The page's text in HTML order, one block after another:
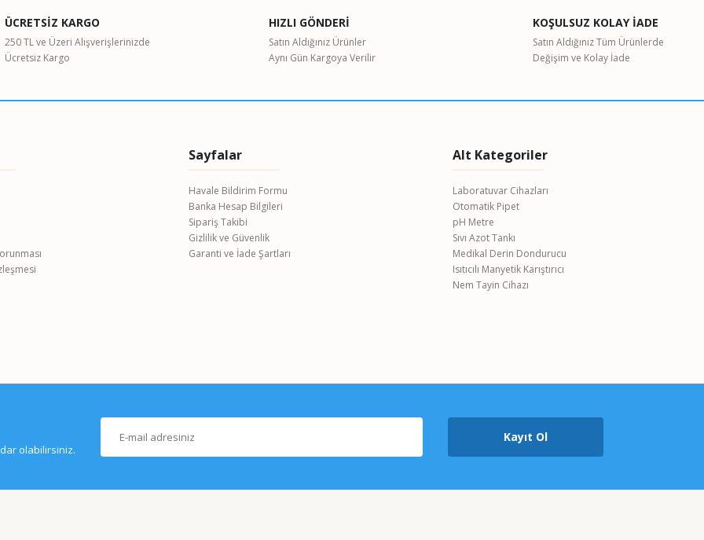
Gönder
ÜCRETSİZ KARGO
250 TL ve Üzeri Alışverişlerinizde
Ücretsiz Kargo
HIZLI GÖNDERİ
Satın Aldığınız Ürünler
Aynı Gün Kargoya Verilir
KOŞULSUZ KOLAY İADE
Satın Aldığınız Tüm Ürünlerde
Değişim ve Kolay İade
Sayfalar
Havale Bildirim Formu
Banka Hesap Bilgileri
Sipariş Takibi
Gizlilik ve Güvenlik
Garanti ve İade Şartları
Alt Kategoriler
Laboratuvar Cihazları
Otomatik Pipet
pH Metre
Sıvı Azot Tankı
Medikal Derin Dondurucu
Isıtıcılı Manyetik Karıştırıcı
Nem Tayin Cihazı
olabilirsiniz.
Kayıt Ol